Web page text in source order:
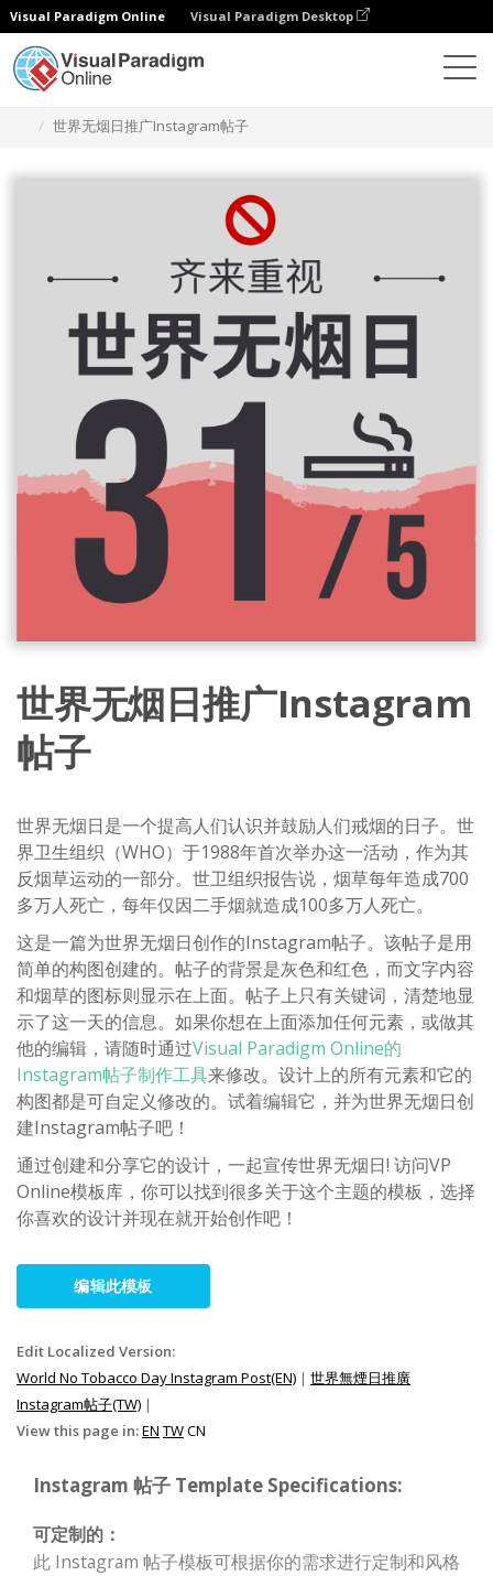
Visual Paradigm Online Visual Paradigm Desktop
世界无烟日推广Instagram帖子
世界无烟日推广Instagram
帖子
世界无烟日是一个提高人们认识并鼓励人们戒烟的日子。世
界卫生组织（WHO）于1988年首次举办这一活动，作为其
反烟草运动的一部分。世卫组织报告说，烟草每年造成700
多万人死亡，每年仅因二手烟就造成100多万人死亡。
这是一篇为世界无烟日创作的Instagram帖子。该帖子是用
简单的构图创建的。帖子的背景是灰色和红色，而文字内容
和烟草的图标则显示在上面。帖子上只有关键词，清楚地显
示了这一天的信息。如果你想在上面添加任何元素，或做其
他的编辑，请随时通过Visual Paradigm Online的
Instagram帖子制作工具来修改。设计上的所有元素和它的
构图都是可自定义修改的。试着编辑它，并为世界无烟日创
建Instagram帖子吧！
通过创建和分享它的设计，一起宣传世界无烟日! 访问VP
Online模板库，你可以找到很多关于这个主题的模板，选择
你喜欢的设计并现在就开始创作吧！
编辑此模板
Edit Localized Version:
World No Tobacco Day Instagram Post(EN) | 世界無煙日推廣
Instagram帖子(TW) |
View this page in:EN TWCN
Instagram 帖子 Template Specifications:
可定制的：
此 Instagram 帖子模板可根据你的需求进行定制和风格